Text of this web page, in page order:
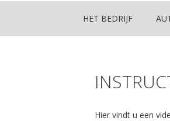
HET BEDRIJF
Hier vindt u een